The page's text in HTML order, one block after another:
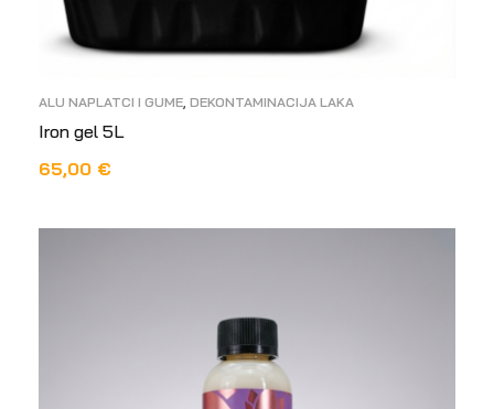
ALU NAPLATCI I GUME, DEKONTAMINACIJA LAKA
Iron gel 5L
65,00 €